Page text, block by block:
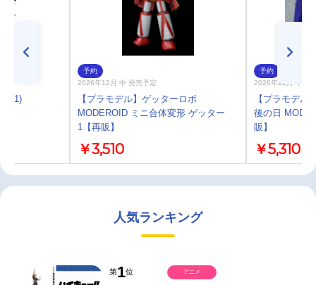
(1)
予約
2026年12月 中 発売予定
【プラモデル】ゲッターロボ
MODEROID ミニ合体変形 ゲッター
1【再販】
￥3,510
予約
2026年12月 中 発
【プラモデル
後の日
販】
￥5,310
人気ランキング
第1位 アニメ